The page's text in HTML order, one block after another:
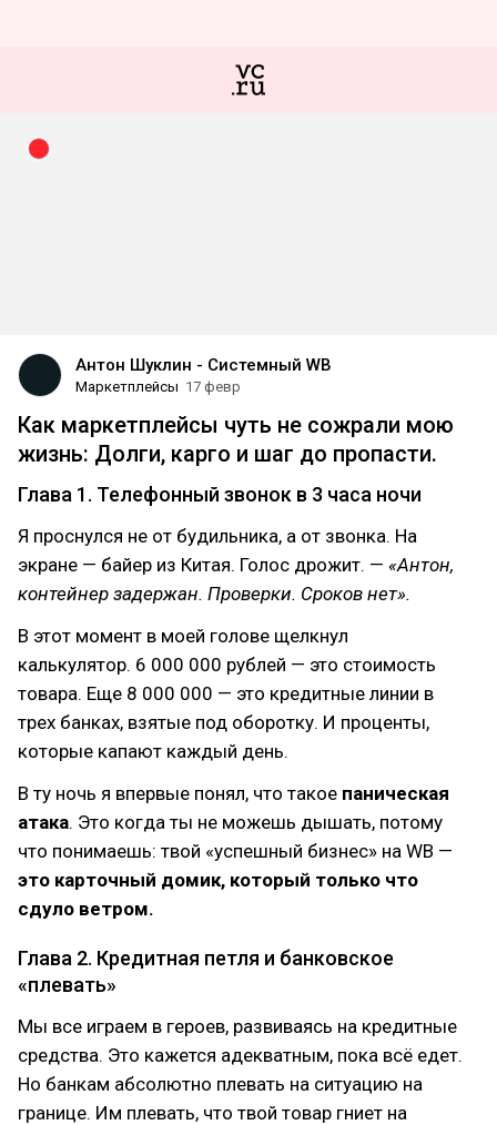
Антон Шуклин - Системный WB
Маркетплейсы 17 февр
Как маркетплейсы чуть не сожрали мою
жизнь: Долги, карго и шаг до пропасти.
Глава 1. Телефонный звонок в 3 часа ночи
Я проснулся не от будильника, а от звонка. На
экране — байер из Китая. Голос дрожит. — «Антон,
контейнер задержан. Проверки. Сроков нет».
В этот момент в моей голове щелкнул
калькулятор. 6 000 000 рублей — это стоимость
товара. Еще 8 000 000 — это кредитные линии в
трех банках, взятые под оборотку. И проценты,
которые капают каждый день.
В ту ночь я впервые понял, что такое паническая
атака. Это когда ты не можешь дышать, потому
что понимаешь: твой «успешный бизнес» на WB —
это карточный домик, который только что
сдуло ветром.
Глава 2. Кредитная петля и банковское
«плевать»
Мы все играем в героев, развиваясь на кредитные
средства. Это кажется адекватным, пока всё едет.
Но банкам абсолютно плевать на ситуацию на
границе. Им плевать, что твой товар гниет на